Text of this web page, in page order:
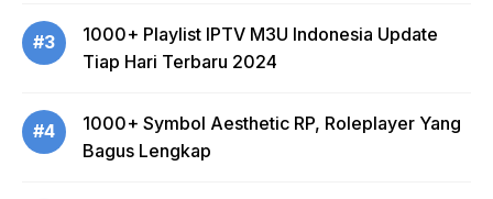
#3
1000+ Playlist IPTV M3U Indonesia Update
Tiap Hari Terbaru 2024
#4
1000+ Symbol Aesthetic RP, Roleplayer Yang
Bagus Lengkap